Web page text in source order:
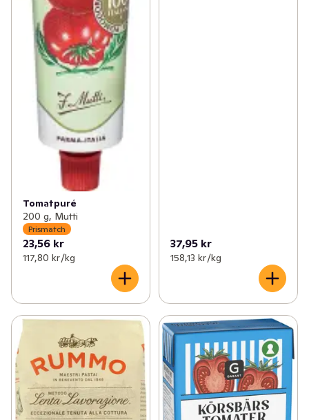
Tomatpuré
200 g, Mutti
Prismatch
23,56 kr
117,80 kr /kg
37,95 kr
158,13 kr /kg